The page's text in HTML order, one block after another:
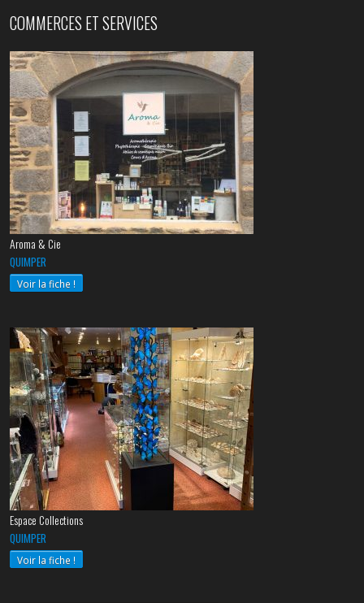
COMMERCES ET SERVICES
Aroma & Cie
QUIMPER
Voir la fiche !
Espace Collections
QUIMPER
Voir la fiche !